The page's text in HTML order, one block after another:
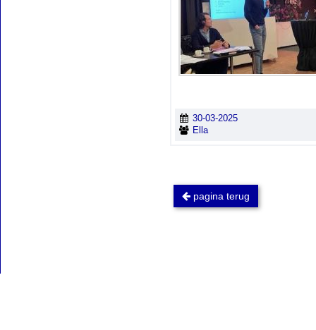
30-03-2025
Ella
pagina terug